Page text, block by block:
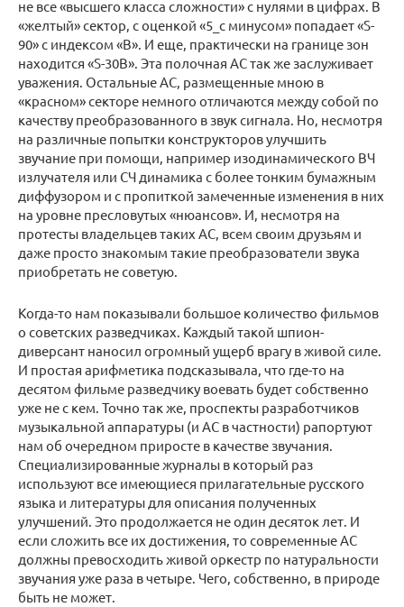
не все «высшего класса сложности» с нулями в цифрах. В
«желтый» сектор, с оценкой «5_с минусом» попадает «S-
90» с индексом «B». И еще, практически на границе зон
находится «S-30B». Эта полочная АС так же заслуживает
уважения. Остальные АС, размещенные мною в
«красном» секторе немного отличаются между собой по
качеству преобразованного в звук сигнала. Но, несмотря
на различные попытки конструкторов улучшить
звучание при помощи, например изодинамического ВЧ
излучателя или СЧ динамика с более тонким бумажным
диффузором и с пропиткой замеченные изменения в них
на уровне пресловутых «нюансов». И, несмотря на
протесты владельцев таких АС, всем своим друзьям и
даже просто знакомым такие преобразователи звука
приобретать не советую.
Когда-то нам показывали большое количество фильмов
о советских разведчиках. Каждый такой шпион-
диверсант наносил огромный ущерб врагу в живой силе.
И простая арифметика подсказывала, что где-то на
десятом фильме разведчику воевать будет собственно
уже не с кем. Точно так же, проспекты разработчиков
музыкальной аппаратуры (и АС в частности) рапортуют
нам об очередном приросте в качестве звучания.
Специализированные журналы в который раз
используют все имеющиеся прилагательные русского
языка и литературы для описания полученных
улучшений. Это продолжается не один десяток лет. И
если сложить все их достижения, то современные АС
должны превосходить живой оркестр по натуральности
звучания уже раза в четыре. Чего, собственно, в природе
быть не может.